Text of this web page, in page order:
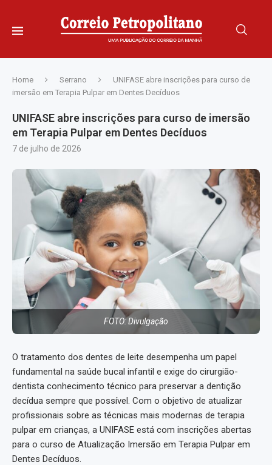
Home Serrano
UNIFASE abre inscrições para curso de
imersão em Terapia Pulpar em Dentes Decíduos
UNIFASE abre inscrições para curso de imersão
em Terapia Pulpar em Dentes Decíduos
7 de julho de 2026
FOTO: Divulgação
O tratamento dos dentes de leite desempenha um papel
fundamental na saúde bucal infantil e exige do cirurgião-
dentista conhecimento técnico para preservar a dentição
decídua sempre que possível. Com o objetivo de atualizar
profissionais sobre as técnicas mais modernas de terapia
pulpar em crianças, a UNIFASE está com inscrições abertas
para o curso de Atualização Imersão em Terapia Pulpar em
Dentes Decíduos.